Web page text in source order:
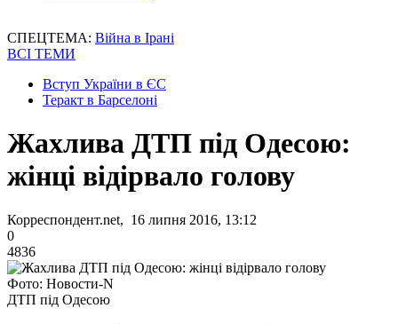
СПЕЦТЕМА: Війна в Ірані
ВСІ ТЕМИ
Вступ України в ЄС
Теракт в Барселоні
Жахлива ДТП під Одесою:
жінці відірвало голову
Корреспондент.net, 16 липня 2016, 13:12
0
4836
Фото: Новости-N
ДТП під Одесою